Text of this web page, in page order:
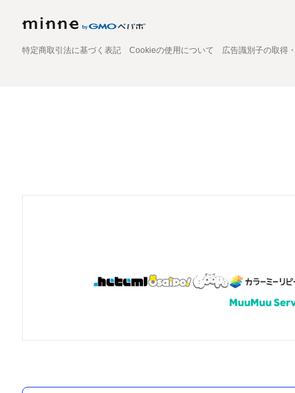
特定商取引法に基づく表記 Cookieの使用について 広告識別子の取得